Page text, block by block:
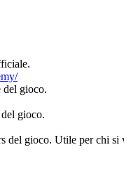
del gioco.
gioco.
del gioco. Utile per chi si